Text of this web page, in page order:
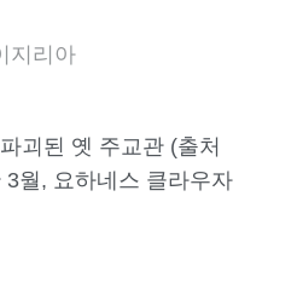
지리아
괴된 옛 주교관 (출처
월, 요하네스 클라우자